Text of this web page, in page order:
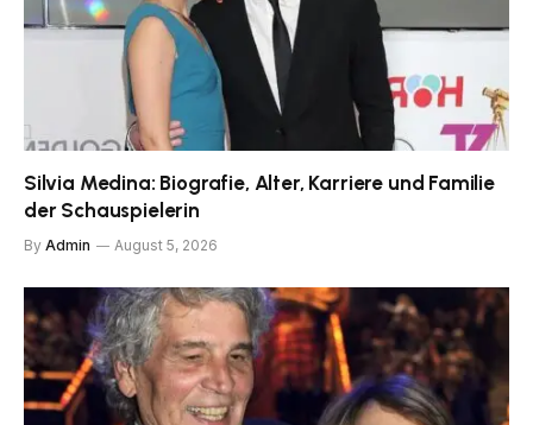
Silvia Medina: Biografie, Alter, Karriere und Familie
der Schauspielerin
By Admin August 5, 2026